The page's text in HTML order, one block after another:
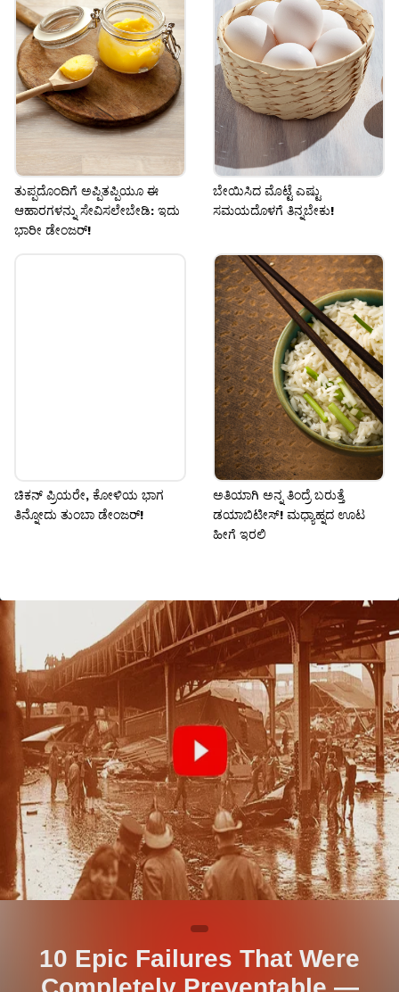
Image credits: Getty
ತುಪ್ಪದೊಂದಿಗೆ ಅಪ್ಪಿತಪ್ಪಿಯೂ ಈ
ಆಹಾರಗಳನ್ನು ಸೇವಿಸಲೇಬೇಡಿ: ಇದು
ಭಾರೀ ಡೇಂಜರ್!
ಬೇಯಿಸಿದ ಮೊಟ್ಟೆ ಎಷ್ಟು
ಸಮಯದೊಳಗೆ ತಿನ್ನಬೇಕು!
ಚಿಕನ್ ಪ್ರಿಯರೇ, ಕೋಳಿಯ ಭಾಗ
ತಿನ್ನೋದು ತುಂಬಾ ಡೇಂಜರ್!
ಅತಿಯಾಗಿ ಅನ್ನ ತಿಂದ್ರೆ ಬರುತ್ತೆ
ಡಯಾಬಿಟೀಸ್! ಮಧ್ಯಾಹ್ನದ ಊಟ
ಹೀಗೆ ಇರಲಿ